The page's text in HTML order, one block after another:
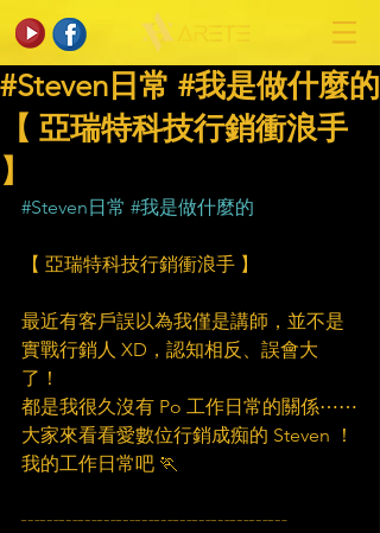
#Steven日常 #我是做什麼的​
【 亞瑞特科技行銷衝浪手
】
#Steven日常 #我是做什麼的
【 亞瑞特科技行銷衝浪手 】
最近有客戶誤以為我僅是講師，並不是
實戰行銷人 XD，認知相反、誤會大
了！
都是我很久沒有 Po 工作日常的關係⋯⋯
大家來看看愛數位行銷成痴的 Steven ！
我的工作日常吧 🏃
┄┄┄┄┄┄┄┄┄┄┄┄┄┄